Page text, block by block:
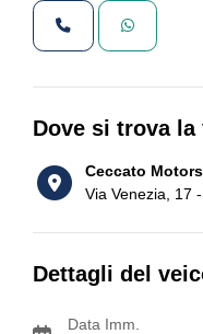
Dove si trova la
Ceccato Motors
Via Venezia, 17
Dettagli del
Data Imm.